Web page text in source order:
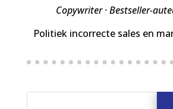
Copywriter · Bestseller-
Politiek incorrecte sales en